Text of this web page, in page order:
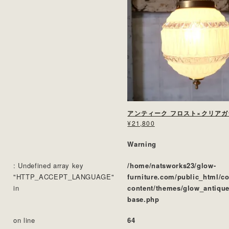
¥21,800
Warning
: Undefined array key
"HTTP_ACCEPT_LANGUAGE"
in
/home/natsworks23/glow-
furniture.com/public_html/
content/themes/
base.php
on line 64